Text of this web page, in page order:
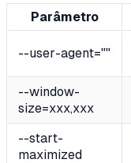
Parâmetro
--user-agent=""
--window-
size=xxx,xxx
--start-
maximized